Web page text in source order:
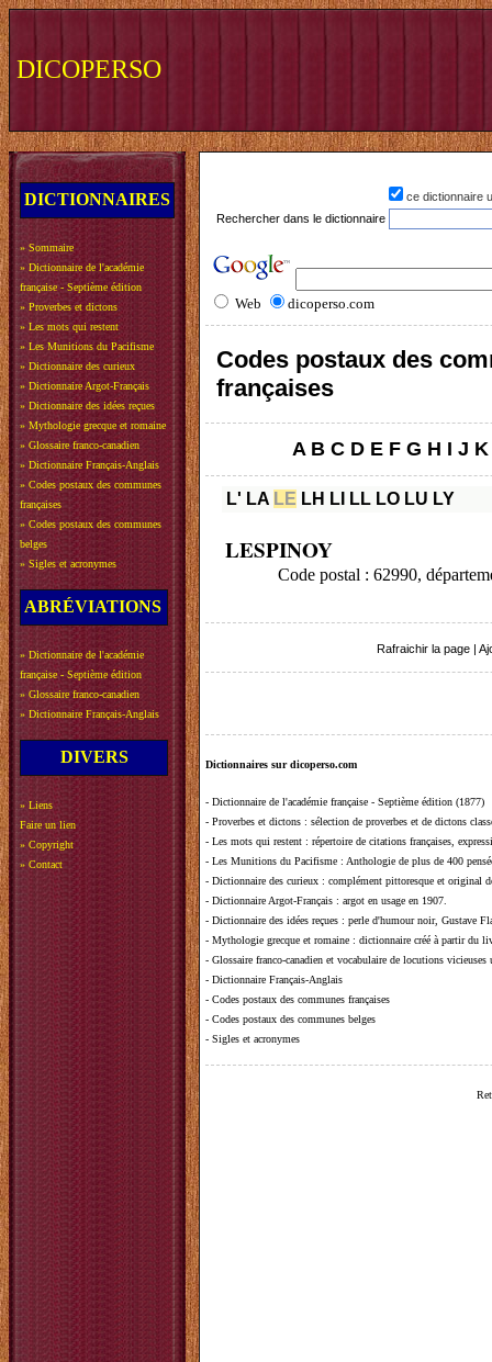
DICOPERSO
DICTIONNAIRES
» Sommaire
» Dictionnaire de l'académie
française - Septième édition
» Proverbes et dictons
» Les mots qui restent
» Les Munitions du Pacifisme
» Dictionnaire des curieux
» Dictionnaire Argot-Français
» Dictionnaire des idées reçues
» Mythologie grecque et romaine
» Glossaire franco-canadien
» Dictionnaire Français-Anglais
» Codes postaux des communes
françaises
» Codes postaux des communes
belges
» Sigles et acronymes
ABRÉVIATIONS
» Dictionnaire de l'académie
française - Septième édition
» Glossaire franco-canadien
» Dictionnaire Français-Anglais
DIVERS
» Liens
Faire un lien
» Copyright
» Contact
ce dictionnaire
Rechercher dans le dictionnaire
Web dicoperso.com
Codes postaux des
françaises
A B C D E F G H I J K
L' LA LE LH LI LL LO LU LY
LESPINOY
Code postal : 62990,
Rafraichir la page
Dictionnaires sur dicoperso.com
- Dictionnaire de l'académie française - Septième édition (1877)
- Proverbes et dictons : sélection de proverbes et de dictons
- Les mots qui restent : répertoire de citations françaises,
- Les Munitions du Pacifisme : Anthologie de plus de 400
- Dictionnaire des curieux : complément pittoresque et original
- Dictionnaire Argot-Français : argot en usage en 1907.
- Dictionnaire des idées reçues : perle d'humour noir, Gustave
- Mythologie grecque et romaine : dictionnaire créé à partir du
- Glossaire franco-canadien et vocabulaire de locutions vicieuses
- Dictionnaire Français-Anglais
- Codes postaux des communes françaises
- Codes postaux des communes belges
- Sigles et acronymes